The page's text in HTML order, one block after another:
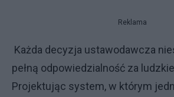
Reklama
Każda decyzja ustawodawcza
pełną odpowiedzialność za
Projektując system, w którym